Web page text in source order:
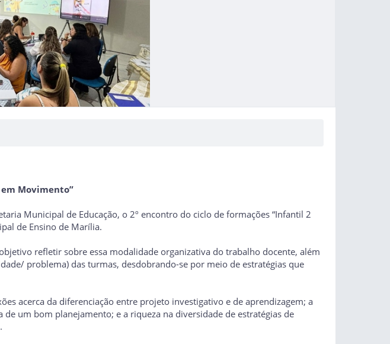
Movimento”
Municipal de Educação, o 2º encontro do ciclo de formações “Infantil 2
de Ensino de Marília.
refletir sobre essa modalidade organizativa do trabalho docente, além
problema) das turmas, desdobrando-se por meio de estratégias que
acerca da diferenciação entre projeto investigativo e de aprendizagem; a
um bom planejamento; e a riqueza na diversidade de estratégias de